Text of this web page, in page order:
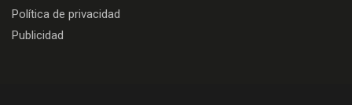
Política de privacidad
Publicidad